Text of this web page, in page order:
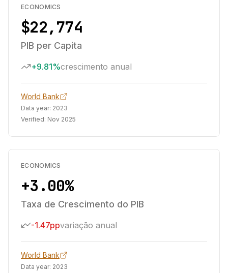
ECONOMICS
$22,774
PIB per Capita
+9.81%crescimento anual
World Bank
Data year: 2023
Verified: Nov 2025
ECONOMICS
+3.00%
Taxa de Crescimento do PIB
-1.47ppvariação anual
World Bank
Data year: 2023